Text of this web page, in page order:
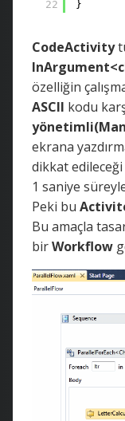
22 }
CodeActivity
özelliğin
ASCII kodu
ekrana
dikkat
1 saniye
Peki bu
Bu amaçla
birWorkflow